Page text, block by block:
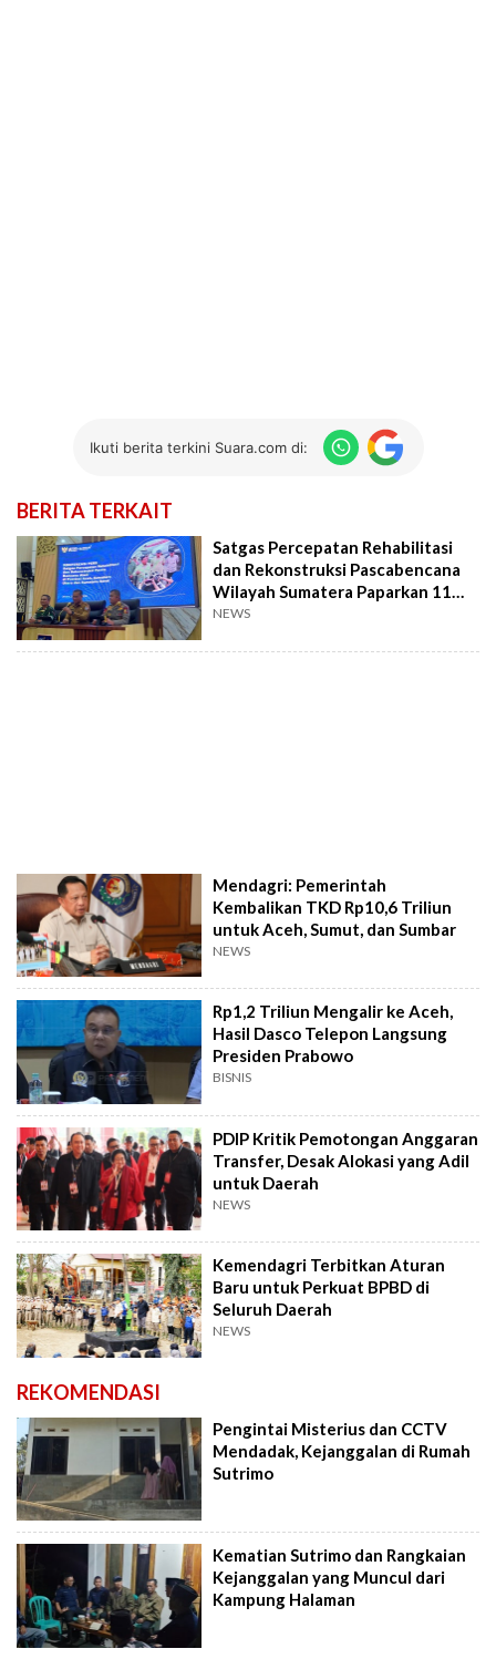
Ikuti berita terkini Suara.com di:
BERITA TERKAIT
Satgas Percepatan Rehabilitasi
dan Rekonstruksi Pascabencana
Wilayah Sumatera Paparkan 11
Prioritas
NEWS
Mendagri: Pemerintah
Kembalikan TKD Rp10,6 Triliun
untuk Aceh, Sumut, dan Sumbar
NEWS
Rp1,2 Triliun Mengalir ke Aceh,
Hasil Dasco Telepon Langsung
Presiden Prabowo
BISNIS
PDIP Kritik Pemotongan Anggaran
Transfer, Desak Alokasi yang Adil
untuk Daerah
NEWS
Kemendagri Terbitkan Aturan
Baru untuk Perkuat BPBD di
Seluruh Daerah
NEWS
REKOMENDASI
Pengintai Misterius dan CCTV
Mendadak, Kejanggalan di Rumah
Sutrimo
Kematian Sutrimo dan Rangkaian
Kejanggalan yang Muncul dari
Kampung Halaman